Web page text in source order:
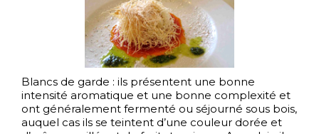
Blancs de garde : ils présentent une bonne
intensité aromatique et une bonne complexité et
ont généralement fermenté ou séjourné sous bois,
auquel cas ils se teintent d’une couleur dorée et